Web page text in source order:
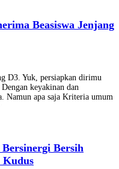
Beasiswa Jenjang
D3. Yuk, persiapkan dirimu
keyakinan dan
Namun apa saja Kriteria umum
Bersih
Kudus